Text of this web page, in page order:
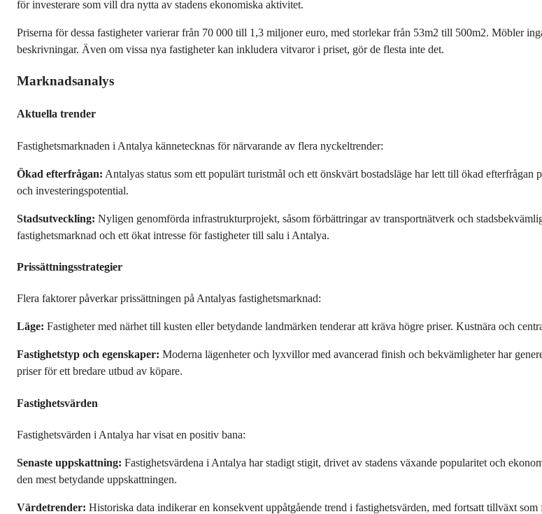
för investerare som vill dra nytta av stadens ekonomiska aktivitet.
Priserna för dessa fastigheter varierar från 70 000 till 1,3 miljoner euro, med storlekar från 53m2 till 500m2. Möbler
beskrivningar. Även om vissa nya fastigheter kan inkludera vitvaror i priset, gör de flesta inte det.
Marknadsanalys
Aktuella trender
Fastighetsmarknaden i Antalya kännetecknas för närvarande av flera nyckeltrender:
Ökad efterfrågan: Antalyas status som ett populärt turistmål och ett önskvärt bostadsläge har lett till ökad
och investeringspotential.
Stadsutveckling: Nyligen genomförda infrastrukturprojekt, såsom förbättringar av transportnätverk och
fastighetsmarknad och ett ökat intresse för fastigheter till salu i Antalya.
Prissättningsstrategier
Flera faktorer påverkar prissättningen på Antalyas fastighetsmarknad:
Läge: Fastigheter med närhet till kusten eller betydande landmärken tenderar att kräva högre priser. Kustnära och
Fastighetstyp och egenskaper: Moderna lägenheter och lyxvillor med avancerad finish och bekvämligheter har
priser för ett bredare utbud av köpare.
Fastighetsvärden
Fastighetsvärden i Antalya har visat en positiv bana:
Senaste uppskattning: Fastighetsvärdena i Antalya har stadigt stigit, drivet av stadens växande popularitet och
den mest betydande uppskattningen.
Värdetrender: Historiska data indikerar en konsekvent uppåtgående trend i fastighetsvärden, med fortsatt tillväxt